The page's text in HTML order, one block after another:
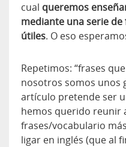
cual queremos
mediante una serie
útiles. O eso
Repetimos: “frases
nosotros somos unos
artículo pretende ser
hemos querido reunir
frases/vocabulario
ligar en inglés (que al